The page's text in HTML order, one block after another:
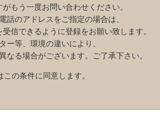
もう一度お問い合わせください。
話のアドレスをご指定の場合は、
受信できるように登録をお願い致します。
ー等、環境の違いにより、
なる場合がございます。ご了承下さい。
この条件に同意します。